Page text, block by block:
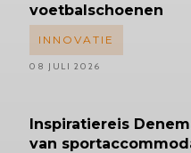
voetbalschoenen
INNOVATIE
08 JULI 2026
Inspiratiereis
van